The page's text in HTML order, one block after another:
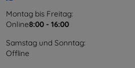
Montag bis Freitag:
Online8:00 - 16:00
Samstag und Sonntag:
Offline